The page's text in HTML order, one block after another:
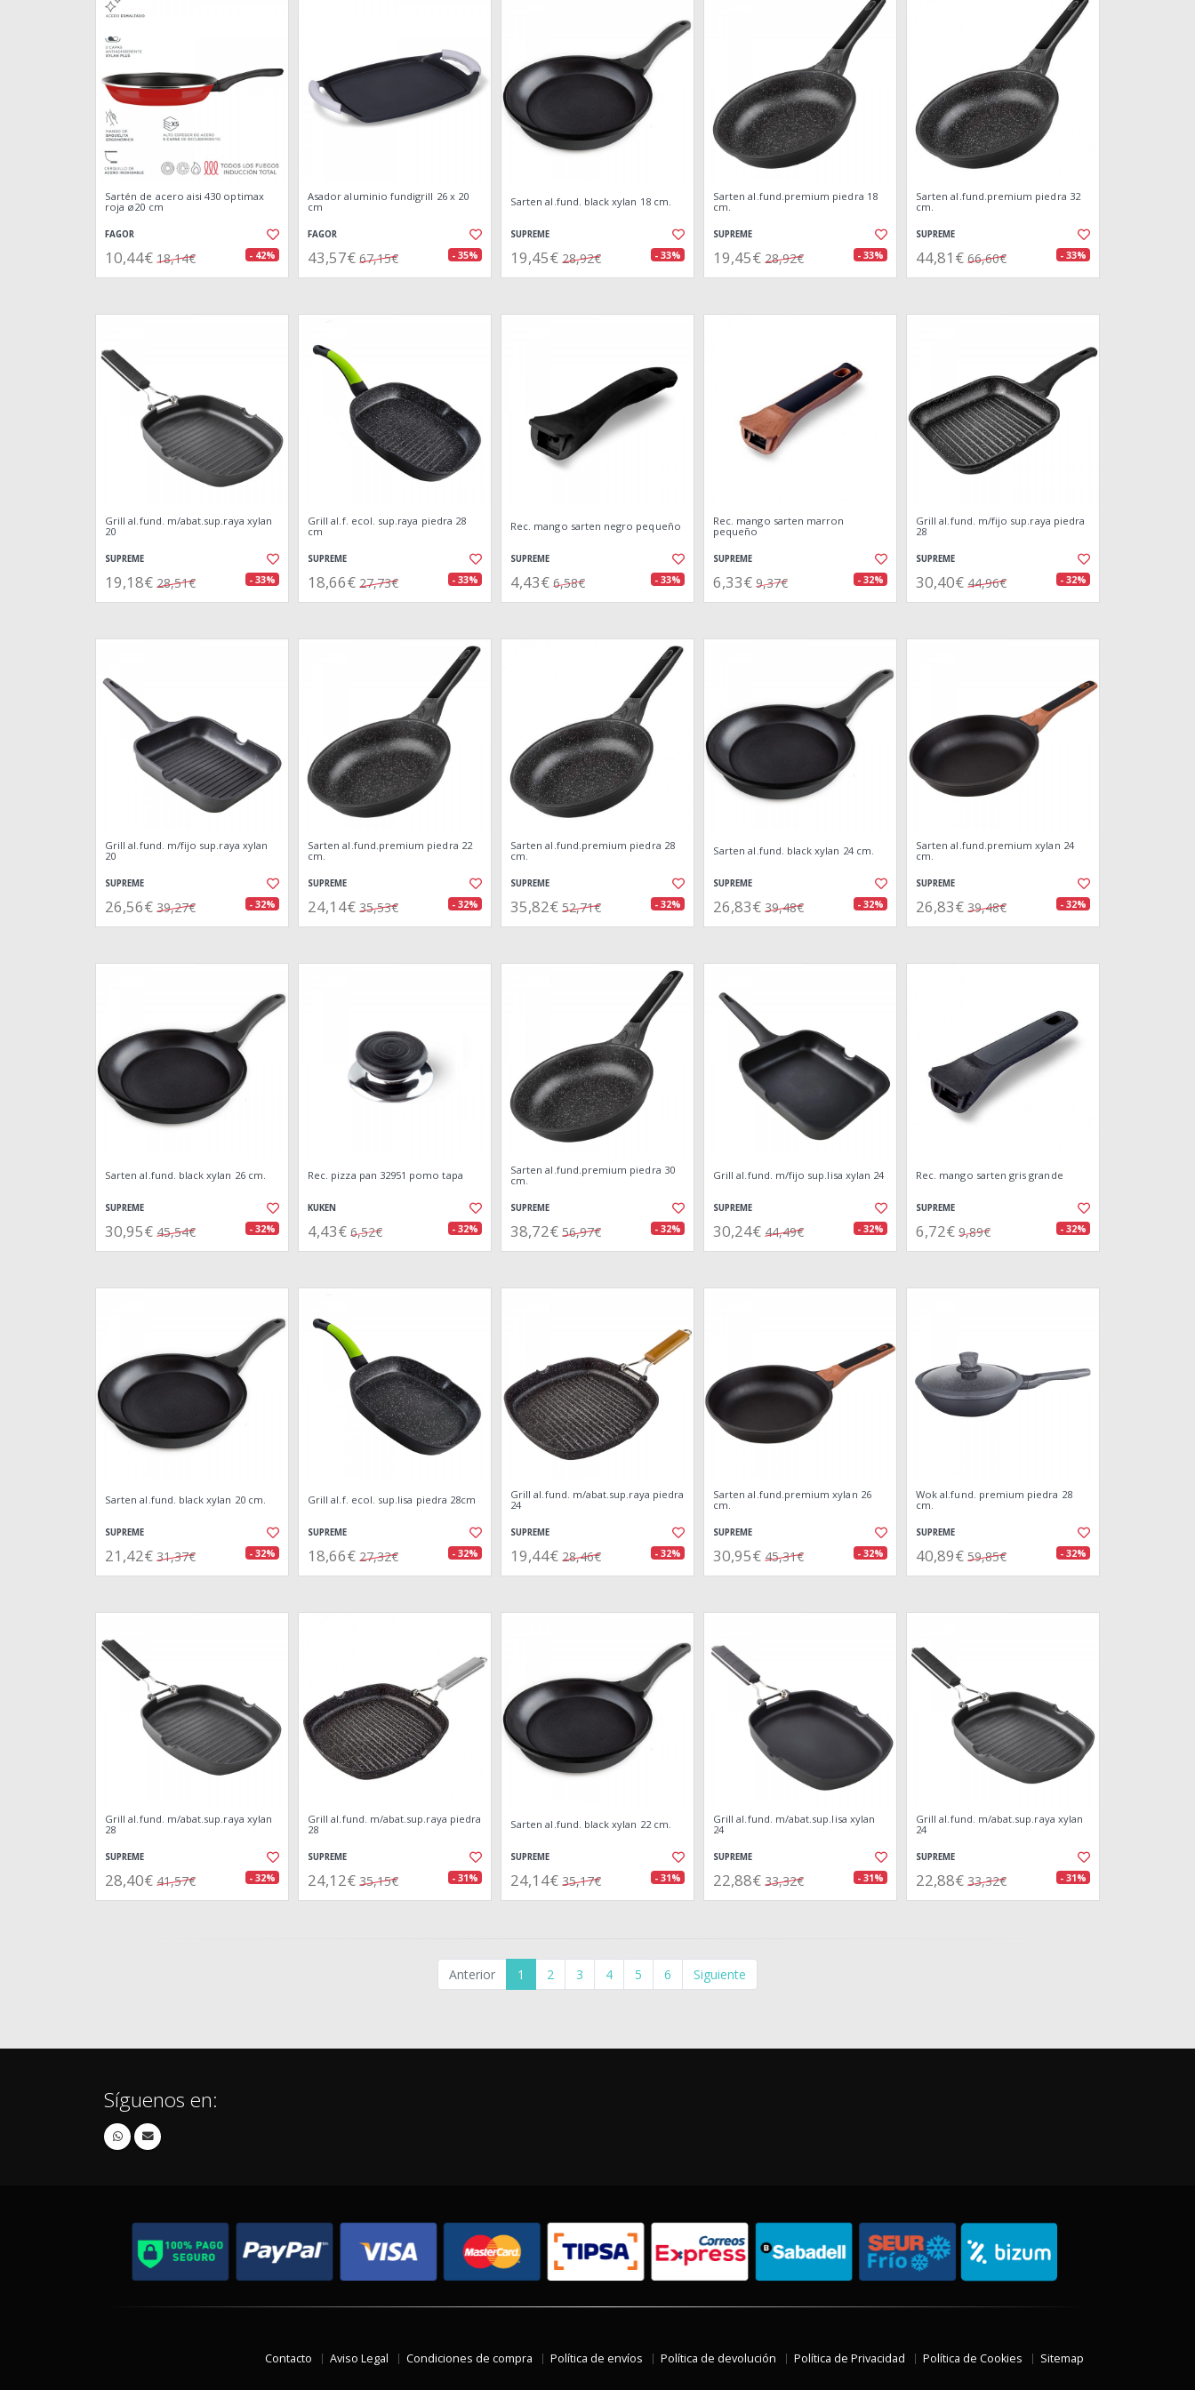
Sartén de acero aisi 430 optimax
roja ø20 cm
FAGOR
10,44€ 18,14€ - 42%
Asador aluminio fundigrill 26 x 20
cm
FAGOR
43,57€ 67,15€ - 35%
Sarten al.fund. black xylan 18 cm.
SUPREME
19,45€ 28,92€ - 33%
Sarten al.fund.premium piedra 18
cm.
SUPREME
19,45€ 28,92€ - 33%
Sarten al.fund.premium piedra 32
cm.
SUPREME
44,81€ 66,60€ - 33%
Grill al.fund. m/abat.sup.raya xylan
20
SUPREME
19,18€ 28,51€ - 33%
Grill al.f. ecol. sup.raya piedra 28
cm
SUPREME
18,66€ 27,73€ - 33%
Rec. mango sarten negro pequeño
SUPREME
4,43€ 6,58€ - 33%
Rec. mango sarten marron
pequeño
SUPREME
6,33€ 9,37€ - 32%
Grill al.fund. m/fijo sup.raya piedra
28
SUPREME
30,40€ 44,96€ - 32%
Grill al.fund. m/fijo sup.raya xylan
20
SUPREME
26,56€ 39,27€ - 32%
Sarten al.fund.premium piedra 22
cm.
SUPREME
24,14€ 35,53€ - 32%
Sarten al.fund.premium piedra 28
cm.
SUPREME
35,82€ 52,71€ - 32%
Sarten al.fund. black xylan 24 cm.
SUPREME
26,83€ 39,48€ - 32%
Sarten al.fund.premium xylan 24
cm.
SUPREME
26,83€ 39,48€ - 32%
Sarten al.fund. black xylan 26 cm.
SUPREME
30,95€ 45,54€ - 32%
Rec. pizza pan 32951 pomo tapa
KUKEN
4,43€ 6,52€ - 32%
Sarten al.fund.premium piedra 30
cm.
SUPREME
38,72€ 56,97€ - 32%
Grill al.fund. m/fijo sup.lisa xylan 24
SUPREME
30,24€ 44,49€ - 32%
Rec. mango sarten gris grande
SUPREME
6,72€ 9,89€ - 32%
Sarten al.fund. black xylan 20 cm.
SUPREME
21,42€ 31,37€ - 32%
Grill al.f. ecol. sup.lisa piedra 28cm
SUPREME
18,66€ 27,32€ - 32%
Grill al.fund. m/abat.sup.raya piedra
24
SUPREME
19,44€ 28,46€ - 32%
Sarten al.fund.premium xylan 26
cm.
SUPREME
30,95€ 45,31€ - 32%
Wok al.fund. premium piedra 28
cm.
SUPREME
40,89€ 59,85€ - 32%
Grill al.fund. m/abat.sup.raya xylan
28
SUPREME
28,40€ 41,57€ - 32%
Grill al.fund. m/abat.sup.raya piedra
28
SUPREME
24,12€ 35,15€ - 31%
Sarten al.fund. black xylan 22 cm.
SUPREME
24,14€ 35,17€ - 31%
Grill al.fund. m/abat.sup.lisa xylan
24
SUPREME
22,88€ 33,32€ - 31%
Grill al.fund. m/abat.sup.raya xylan
24
SUPREME
22,88€ 33,32€ - 31%
Anterior 1 2 3 4 5 6 Siguiente
Síguenos en:
Contacto Aviso Legal Condiciones de compra Política de envíos Política de devolución Política de Privacidad Política de Cookies Sitemap